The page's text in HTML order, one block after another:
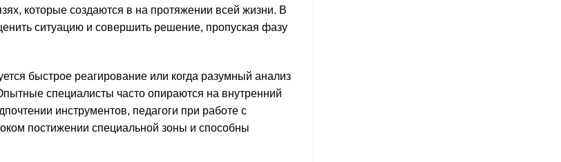
которые создаются в на протяжении всей жизни. В
ситуацию и совершить решение, пропуская фазу
быстрое реагирование или когда разумный анализ
специалисты часто опираются на внутренний
инструментов, педагоги при работе с
постижении специальной зоны и способны